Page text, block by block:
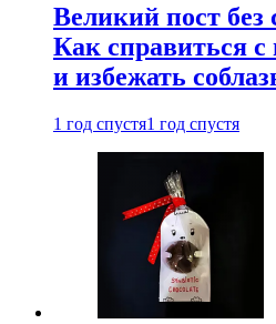
Великий пост без
Как справиться с
и избежать
1 год спустя1 год спустя